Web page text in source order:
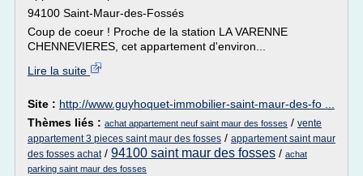
94100 Saint-Maur-des-Fossés
Coup de coeur ! Proche de la station LA VARENNE
CHENNEVIERES, cet appartement d'environ...
Lire la suite
Site : http://www.guyhoquet-immobilier-saint-maur-des-fo ...
Thèmes liés : achat appartement neuf saint maur des fosses / vente
appartement 3 pieces saint maur des fosses / appartement saint maur
des fosses achat/ 94100 saint maur des fosses / achat
parking saint maur des fosses